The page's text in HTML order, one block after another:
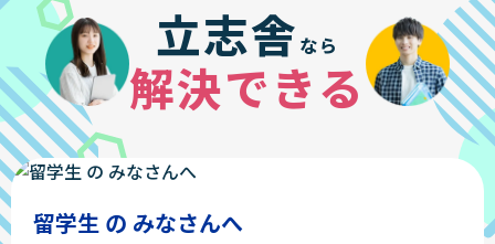
立志舎 なら
解決できる
留学生 の みなさんへ